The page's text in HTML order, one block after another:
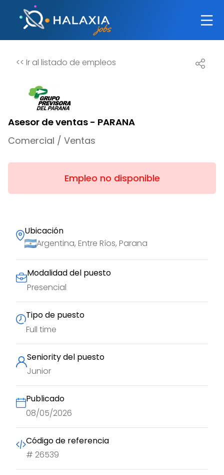
<< Ir al listado de empleos
Asesor de ventas - PARANA
Comercial / Ventas
Empleo no disponible
Ubicación
Argentina, Entre Ríos, Parana
Modalidad del puesto
Presencial
Tipo de puesto
Full time
Seniority del puesto
Junior
Publicado
08/05/2026
Código de referencia
# 26539